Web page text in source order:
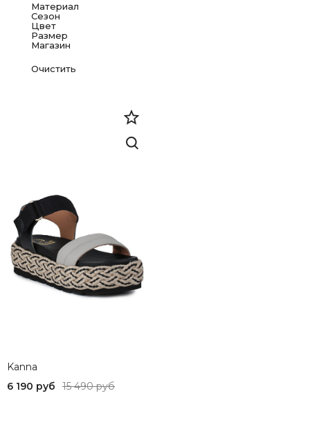
Материал
Кожа натуральная
Сезон
Лето
Цвет
Размер
36
Магазин
Kanna
6 190 руб
15 490 руб